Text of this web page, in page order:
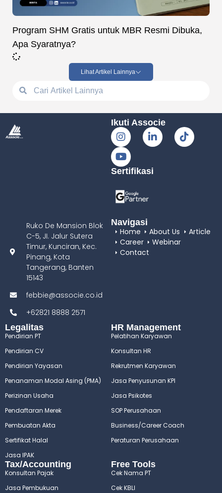
Program SHM Gratis untuk MBR Resmi Dibuka,
Apa Syaratnya?
Lihat Artikel Lainnya
Ruko De Mansion Blok
C-5, JI. Jalur Sutera
Timur, Kunciran, Kec.
Pinang, Kota
Tangerang, Banten
15143
febbie@associe.co.id
+62821 8888 2571
Ikuti Associe
Sertifikasi
Navigasi
Home
About Us
Article
Career
Webinar
Contact
Legalitas
Pendirian PT
Pendirian CV
Pendirian Yayasan
Penanaman Modal Asing (PMA)
Perizinan Usaha
Pendaftaran Merek
Pembuatan Akta
Sertifikat Halal
Jasa IPAK
HR Management
Pelatihan Karyawan
Konsultan HR
Rekrutmen Karyawan
Jasa Penyusunan KPI
Jasa Psikotes
SOP Perusahaan
Business/Career Coach
Peraturan Perusahaan
Tax/Accounting
Konsultan Pajak
Jasa Pembukuan
Free Tools
Cek Nama PT
Cek KBLI